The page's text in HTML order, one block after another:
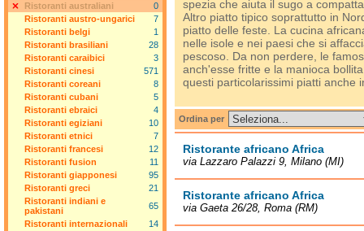
spezia che aiuta il sugo a
Altro piatto tipico soprattutto in
piatto delle feste. La cucina
nelle isole e nei paesi che si
pescoso. Da non perdere, le
anch'esse fritte e la manioca
questi particolarissimi piatti anche
Ordina per
Ristorante africano Africa
via Lazzaro Palazzi 9, Milano (MI)
Ristorante africano Africa
via Gaeta 26/28, Roma (RM)
Ristoranti australiani
0
Ristoranti austro-ungarici
7
Ristoranti belgi
1
Ristoranti brasiliani
28
Ristoranti caraibici
3
Ristoranti cinesi
571
Ristoranti coreani
8
Ristoranti cubani
5
Ristoranti ebraici
4
Ristoranti egiziani
10
Ristoranti etnici
7
Ristoranti francesi
12
Ristoranti fusion
11
Ristoranti giapponesi
95
Ristoranti greci
21
Ristoranti indiani e
pakistani
65
Ristoranti internazionali
14